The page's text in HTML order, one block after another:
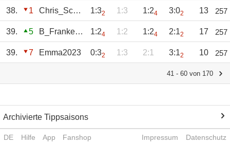
38. 1 Chris_Schlitt 1:32 1:3 1:24 3:02 13 257
39. 5 B_Frankenstein 1:24 1:2 1:24 2:12 17 257
39. 7 Emma2023 0:32 1:3 2:1 3:12 10 257
41 - 60 von 170
Archivierte Tippsaisons
DE Hilfe App Fanshop Impressum Datenschutz